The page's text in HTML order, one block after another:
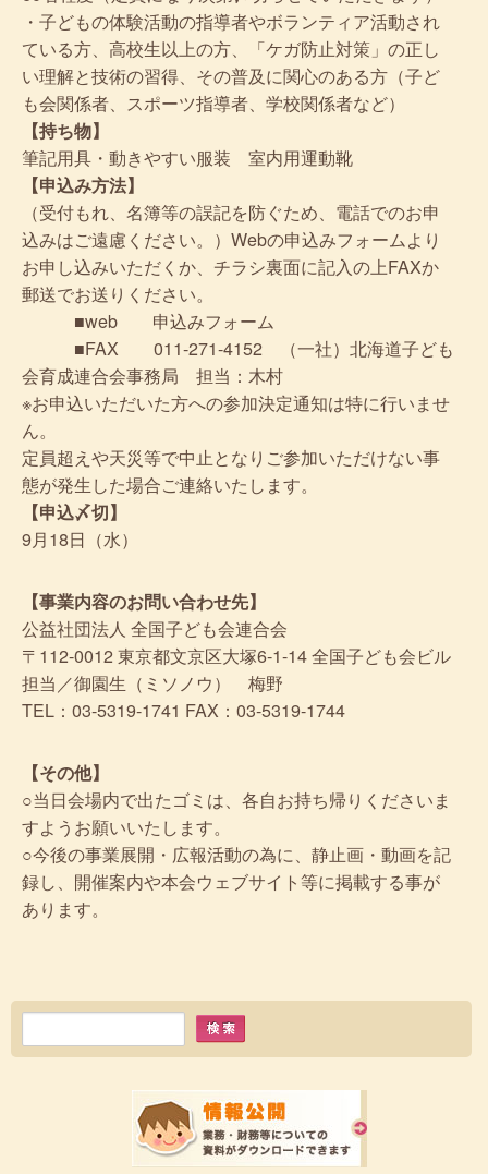
・子どもの体験活動の指導者やボランティア活動され
ている方、高校生以上の方、「ケガ防止対策」の正し
い理解と技術の習得、その普及に関心のある方（子ど
も会関係者、スポーツ指導者、学校関係者など）
【持ち物】
筆記用具・動きやすい服装 室内用運動靴
【申込み方法】
（受付もれ、名簿等の誤記を防ぐため、電話でのお申
込みはご遠慮ください。）Webの申込みフォームより
お申し込みいただくか、チラシ裏面に記入の上FAXか
郵送でお送りください。
■web 申込みフォーム
■FAX 011-271-4152 （一社）北海道子ども
会育成連合会事務局 担当：木村
※お申込いただいた方への参加決定通知は特に行いませ
ん。
定員超えや天災等で中止となりご参加いただけない事
態が発生した場合ご連絡いたします。
【申込〆切】
9月18日（水）
【事業内容のお問い合わせ先】
公益社団法人 全国子ども会連合会
〒112-0012 東京都文京区大塚6-1-14 全国子ども会ビル
担当／御園生（ミソノウ） 梅野
TEL：03-5319-1741 FAX：03-5319-1744
【その他】
○当日会場内で出たゴミは、各自お持ち帰りくださいま
すようお願いいたします。
○今後の事業展開・広報活動の為に、静止画・動画を記
録し、開催案内や本会ウェブサイト等に掲載する事が
あります。